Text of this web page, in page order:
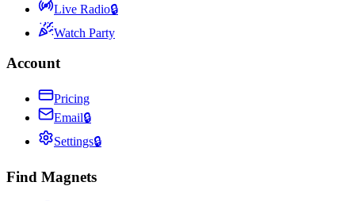
Live Radio🔒
Watch Party
Account
Pricing
Email🔒
Settings🔒
Find Magnets